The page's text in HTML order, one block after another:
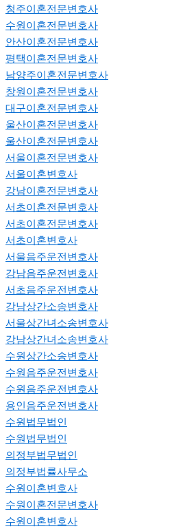
청주이혼전문변호사
수원이혼전문변호사
안산이혼전문변호사
평택이혼전문변호사
남양주이혼전문변호사
창원이혼전문변호사
대구이혼전문변호사
울산이혼전문변호사
울산이혼전문변호사
서울이혼전문변호사
서울이혼변호사
강남이혼전문변호사
서초이혼전문변호사
서초이혼전문변호사
서초이혼변호사
서울음주운전변호사
강남음주운전변호사
서초음주운전변호사
강남상간소송변호사
서울상간녀소송변호사
강남상간녀소송변호사
수원상간소송변호사
수원음주운전변호사
수원음주운전변호사
용인음주운전변호사
수원법무법인
수원법무법인
의정부법무법인
의정부법률사무소
수원이혼변호사
수원이혼전문변호사
수원이혼변호사